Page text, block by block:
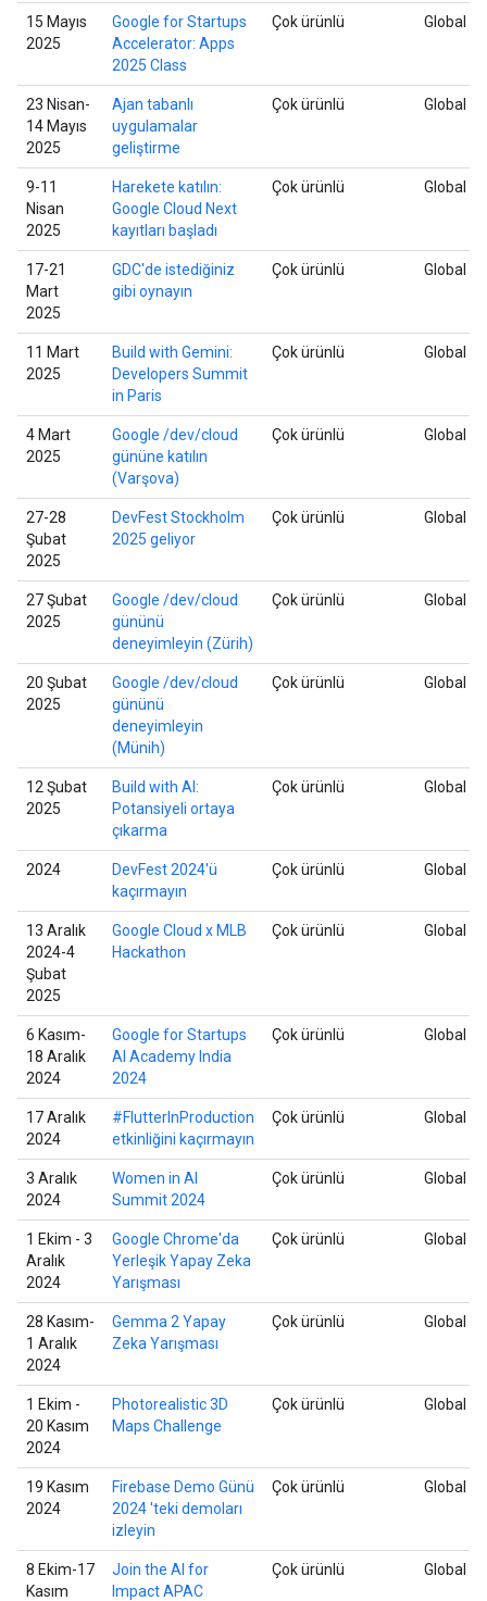
15 Mayıs
2025
Google for Startups
Accelerator: Apps
2025 Class
Çok ürünlü Global
23 Nisan-
14 Mayıs
2025
Ajan tabanlı
uygulamalar
geliştirme
Çok ürünlü Global
9-11
Nisan
2025
Harekete katılın:
Google Cloud Next
kayıtları başladı
Çok ürünlü Global
17-21
Mart
2025
GDC'de istediğiniz
gibi oynayın
Çok ürünlü Global
11 Mart
2025
Build with Gemini:
Developers Summit
in Paris
Çok ürünlü Global
4 Mart
2025
Google /dev/cloud
gününe katılın
(Varşova)
Çok ürünlü Global
27-28
Şubat
2025
DevFest Stockholm
2025 geliyor
Çok ürünlü Global
27 Şubat
2025
Google /dev/cloud
gününü
deneyimleyin (Zürih)
Çok ürünlü Global
20 Şubat
2025
Google /dev/cloud
gününü
deneyimleyin
(Münih)
Çok ürünlü Global
12 Şubat
2025
Build with AI:
Potansiyeli ortaya
çıkarma
Çok ürünlü Global
2024
DevFest 2024'ü
kaçırmayın
Çok ürünlü Global
13 Aralık
2024-4
Şubat
2025
Google Cloud x MLB
Hackathon
Çok ürünlü Global
6 Kasım-
18 Aralık
2024
Google for Startups
AI Academy India
2024
Çok ürünlü Global
17 Aralık
2024
#FlutterInProduction
etkinliğini kaçırmayın
Çok ürünlü Global
3 Aralık
2024
Women in AI
Summit 2024
Çok ürünlü Global
1 Ekim - 3
Aralık
2024
Google Chrome'da
Yerleşik Yapay Zeka
Yarışması
Çok ürünlü Global
28 Kasım-
1 Aralık
2024
Gemma 2 Yapay
Zeka Yarışması
Çok ürünlü Global
1 Ekim -
20 Kasım
2024
Photorealistic 3D
Maps Challenge
Çok ürünlü Global
19 Kasım
2024
Firebase Demo Günü
2024 'teki demoları
izleyin
Çok ürünlü Global
8 Ekim-17
Kasım
Join the AI for
Impact APAC
Çok ürünlü Global